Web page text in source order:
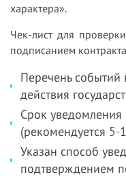
характера».
Чек-лист для
подписанием
Перечень событий
действия
Срок уведомления
(рекомендуется
Указан способ
подтверждением